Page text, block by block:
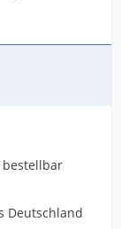
bestellbar
Deutschland